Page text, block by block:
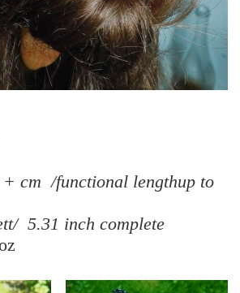
+ cm /functional lengthup to
5.31 inch complete